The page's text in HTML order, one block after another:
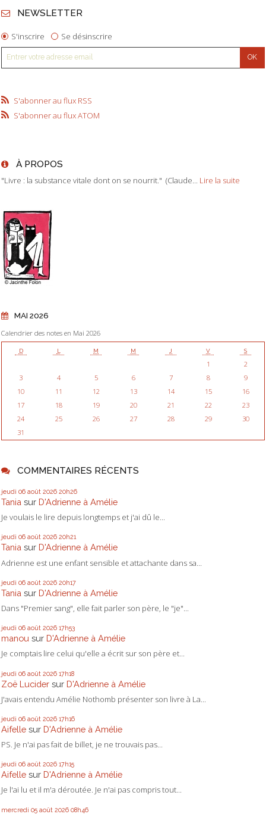
NEWSLETTER
S'inscrire Se désinscrire
S'abonner au flux RSS
S'abonner au flux ATOM
À PROPOS
"Livre : la substance vitale dont on se nourrit." (Claude... Lire la suite
MAI 2026
Calendrier des notes en Mai 2026
D L M M J V S
1
2
3
4 5 6 7 8
9
10
11 12 13 14 15
16
17
18 19 20 21 22
23
24
25 26 27 28 29
30
31
COMMENTAIRES RÉCENTS
jeudi 06 août 2026 20h26
Tania sur D'Adrienne à Amélie
Je voulais le lire depuis longtemps et j'ai dû le...
jeudi 06 août 2026 20h21
Tania sur D'Adrienne à Amélie
Adrienne est une enfant sensible et attachante dans sa...
jeudi 06 août 2026 20h17
Tania sur D'Adrienne à Amélie
Dans "Premier sang", elle fait parler son père, le "je"...
jeudi 06 août 2026 17h53
manou sur D'Adrienne à Amélie
Je comptais lire celui qu'elle a écrit sur son père et...
jeudi 06 août 2026 17h18
Zoë Lucider sur D'Adrienne à Amélie
J'avais entendu Amélie Nothomb présenter son livre à La...
jeudi 06 août 2026 17h16
Aifelle sur D'Adrienne à Amélie
PS. Je n'ai pas fait de billet, je ne trouvais pas...
jeudi 06 août 2026 17h15
Aifelle sur D'Adrienne à Amélie
Je l'ai lu et il m'a déroutée. Je n'ai pas compris tout...
mercredi 05 août 2026 08h46